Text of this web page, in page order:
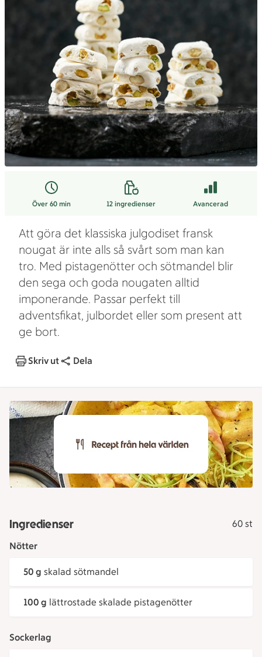
Över 60 min 12 ingredienser Avancerad
Att göra det klassiska julgodiset fransk
nougat är inte alls så svårt som man kan
tro. Med pistagenötter och sötmandel blir
den sega och goda nougaten alltid
imponerande. Passar perfekt till
adventsfikat, julbordet eller som present att
ge bort.
Skriv ut Dela
Ingredienser
60 st
Nötter
50 g skalad sötmandel
100 g lättrostade skalade pistagenötter
Sockerlag